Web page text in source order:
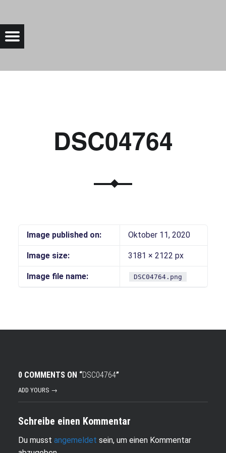
Menu
DSC04764
Image published on: Oktober 11, 2020
Image size: 3181 × 2122 px
Image file name: DSC04764.png
0 COMMENTS ON “DSC04764”
ADD YOURS →
Schreibe einen Kommentar
Du musst angemeldet sein, um einen Kommentar